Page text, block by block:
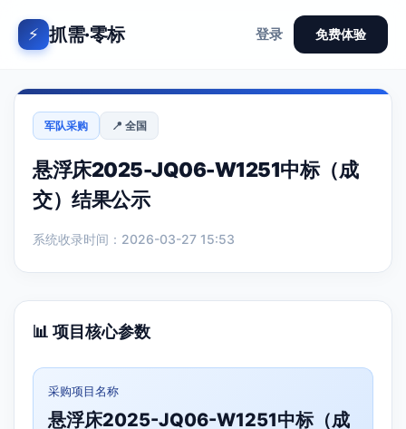
⚡ 抓需·零标 登录 免费体验
军队采购 📍 全国
悬浮床2025-JQ06-W1251中标（成
交）结果公示
系统收录时间：2026-03-27 15:53
📊 项目核心参数
采购项目名称
悬浮床2025-JQ06-W1251中标（成